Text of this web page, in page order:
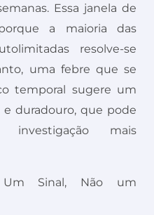
Essa janela de
a maioria das
resolve-se
uma febre que se
temporal sugere um
duradouro, que pode
mais
Um Sinal, Não um